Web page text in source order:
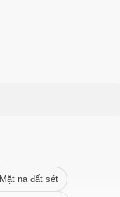
Mặt nạ đất sét